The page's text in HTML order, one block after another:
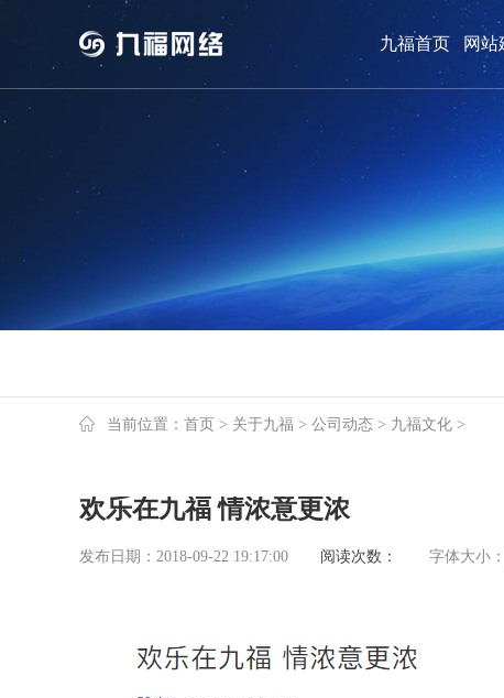
九福首页 网站
网站案例 网站案例
关于九福 九福介绍
当前位置： 首页 > 关于九福 > 公司动态 > 九福文化 >
欢乐在九福 情浓意更浓
发布日期：2018-09-22 19:17:00 阅读次数： 字体大小：